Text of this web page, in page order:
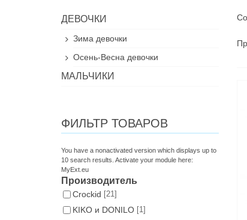
ДЕВОЧКИ
Зима девочки
Осень-Весна девочки
МАЛЬЧИКИ
ФИЛЬТР ТОВАРОВ
You have a nonactivated version which displays up to
10 search results. Activate your module here:
MyExt.eu
Производитель
Croсkid [21]
KIKO и DONILO [1]